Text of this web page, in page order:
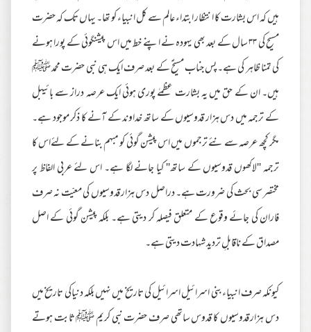
ہیں کہ اس بشارت کا انتظار ابتداء عالم سے کل انبیاء کو تھا۔ یہاں تک کہ حضرت
مسیح کی ۳۳ سال کے بعد بھی یہودہ نے اپنے خط میں اس پیشنگوئی کے پورا ہونے
کی تمنا ظاہر کی ہے۔ پس جناب مسیحؑ کے بعد صرف ایک ہی نبی حضرت محمد ﷺ
ہیں۔ ان کے حق میں یہ بشارت عظمےٰ پوری ہوئی ایک عرصہ دراز سے بائیبل
کے ترجمہ میں دس ہزار قدوسیوں کے ساتھ خداوند کے آنے کا ذکر موجود ہے۔
مگر کچھ عرصہ سے نئے ترجموں میں اس پیشن گوئی کو مبہم بنانے کے لئےاس کا
ترجمہ ''لاکھوں قدوسیوں کے ساتھ'' کیا جانے لگا ہے۔ اس لئے عربی الفاظ پر
مختصر سی بحث کی ضرورت ہے۔ دراصل دس ہزار قدوسیوں کی معیّت نہ صرف
فاران کی جائے وقوع کے متعلق فیصلہ کر دیتی ہے۔ بلکہ پیشن گوئی کے اصل
مصداق کے ناقابلِ تردید شہادت دیتی ہے۔
کیونکہ صرف انبیاءبنی اسرائیل اسرائیل کی تاریخ میں نہیں بلکہ دنیاکی تاریخ میں
دس ہزار قدوسیوں کا قدوس ساتھی صرف حضرت نبی کریم ﷺ ثابت ہوتے